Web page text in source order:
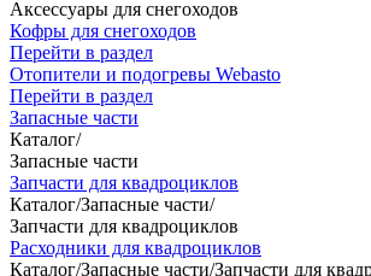
Аксессуары для снегоходов
Кофры для снегоходов
Перейти в раздел
Отопители и подогревы Webasto
Перейти в раздел
Запасные части
Каталог/
Запасные части
Запчасти для квадроциклов
Каталог/Запасные части/
Запчасти для квадроциклов
Расходники для квадроциклов
Каталог/Запасные части/Запчасти для